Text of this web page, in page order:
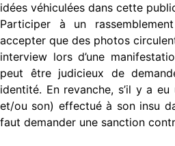
idées véhiculées dans cette
Participer à un
accepter que des photos
interview lors d’une
peut être judicieux de
identité. En revanche, s’il y a
et/ou son) effectué à son insu
faut demander une sanction